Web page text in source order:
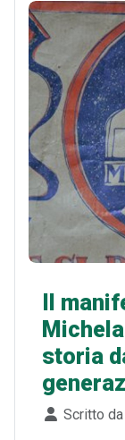
Il
storia
Dettagli
Scritto da